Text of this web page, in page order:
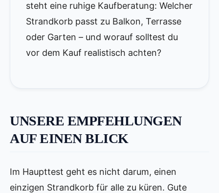
steht eine ruhige Kaufberatung: Welcher
Strandkorb passt zu Balkon, Terrasse
oder Garten – und worauf solltest du
vor dem Kauf realistisch achten?
UNSERE EMPFEHLUNGEN
AUF EINEN BLICK
Im Haupttest geht es nicht darum, einen
einzigen Strandkorb für alle zu küren. Gute